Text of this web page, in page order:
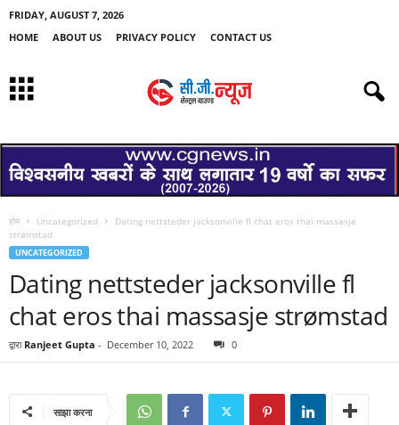
FRIDAY, AUGUST 7, 2026
HOME
ABOUT US PRIVACY POLICY CONTACT US
होम Uncategorized
Dating nettsteder jacksonville fl chat eros thai massasje
strømstad
UNCATEGORIZED
Dating nettsteder jacksonville fl
chat eros thai massasje strømstad
द्वारा Ranjeet Gupta - December 10, 2022 0
साझा करना